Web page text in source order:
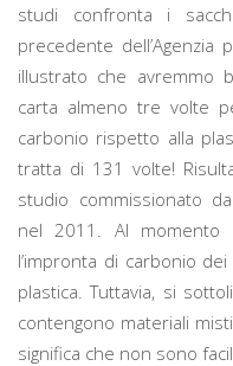
studi confronta i
precedente dell’Agenzia
illustrato che avremmo
carta almeno tre volte
carbonio rispetto alla
tratta di 131 volte!
studio commissionato
nel 2011. Al momento
l’impronta di carbonio
plastica. Tuttavia, si
contengono materiali
significa che non sono